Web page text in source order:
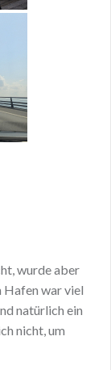
wurde aber
Hafen war viel
natürlich ein
nicht, um